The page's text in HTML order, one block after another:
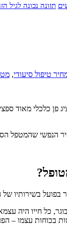
תזונה נכונה לגיל
טיפול סיעודי,
פן כלכלי מאוד
שהמטפל
בשירותיו
כל חייו היה
בכוחות עצמו